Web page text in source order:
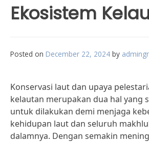
Ekosistem
Posted on December 22, 2024 by
Konservasi laut dan upaya
kelautan merupakan dua hal yang
untuk dilakukan demi menjaga
kehidupan laut dan seluruh
dalamnya. Dengan semakin